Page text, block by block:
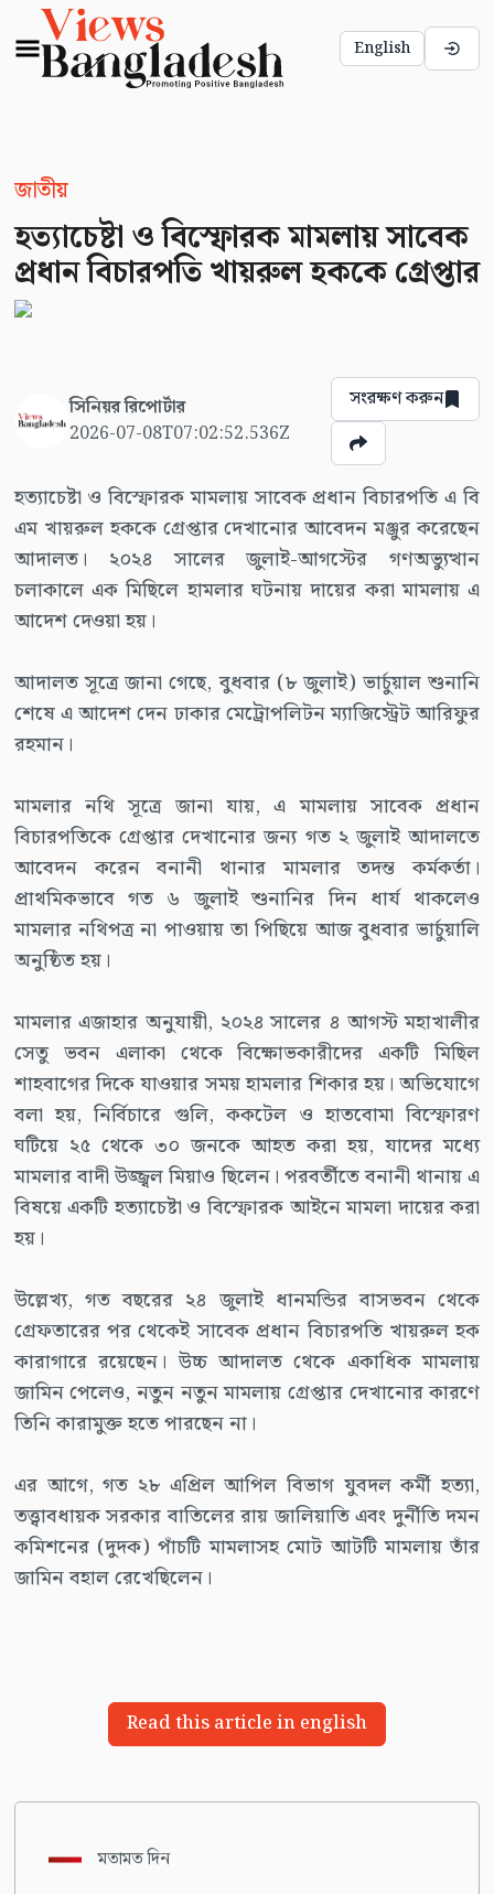
English
জাতীয়
হত্যাচেষ্টা ও বিস্ফোরক মামলায় সাবেক
প্রধান বিচারপতি খায়রুল হককে গ্রেপ্তার
সিনিয়র রিপোর্টার
2026-07-08T07:02:52.536Z
সংরক্ষণ করুন
হত্যাচেষ্টা ও বিস্ফোরক মামলায় সাবেক প্রধান বিচারপতি এ বি
এম খায়রুল হককে গ্রেপ্তার দেখানোর আবেদন মঞ্জুর করেছেন
আদালত। ২০২৪ সালের জুলাই-আগস্টের গণঅভ্যুত্থান
চলাকালে এক মিছিলে হামলার ঘটনায় দায়ের করা মামলায় এ
আদেশ দেওয়া হয়।
আদালত সূত্রে জানা গেছে, বুধবার (৮ জুলাই) ভার্চুয়াল শুনানি
শেষে এ আদেশ দেন ঢাকার মেট্রোপলিটন ম্যাজিস্ট্রেট আরিফুর
রহমান।
মামলার নথি সূত্রে জানা যায়, এ মামলায় সাবেক প্রধান
বিচারপতিকে গ্রেপ্তার দেখানোর জন্য গত ২ জুলাই আদালতে
আবেদন করেন বনানী থানার মামলার তদন্ত কর্মকর্তা।
প্রাথমিকভাবে গত ৬ জুলাই শুনানির দিন ধার্য থাকলেও
মামলার নথিপত্র না পাওয়ায় তা পিছিয়ে আজ বুধবার ভার্চুয়ালি
অনুষ্ঠিত হয়।
মামলার এজাহার অনুযায়ী, ২০২৪ সালের ৪ আগস্ট মহাখালীর
সেতু ভবন এলাকা থেকে বিক্ষোভকারীদের একটি মিছিল
শাহবাগের দিকে যাওয়ার সময় হামলার শিকার হয়। অভিযোগে
বলা হয়, নির্বিচারে গুলি, ককটেল ও হাতবোমা বিস্ফোরণ
ঘটিয়ে ২৫ থেকে ৩০ জনকে আহত করা হয়, যাদের মধ্যে
মামলার বাদী উজ্জ্বল মিয়াও ছিলেন। পরবর্তীতে বনানী থানায় এ
বিষয়ে একটি হত্যাচেষ্টা ও বিস্ফোরক আইনে মামলা দায়ের করা
হয়।
উল্লেখ্য, গত বছরের ২৪ জুলাই ধানমন্ডির বাসভবন থেকে
গ্রেফতারের পর থেকেই সাবেক প্রধান বিচারপতি খায়রুল হক
কারাগারে রয়েছেন। উচ্চ আদালত থেকে একাধিক মামলায়
জামিন পেলেও, নতুন নতুন মামলায় গ্রেপ্তার দেখানোর কারণে
তিনি কারামুক্ত হতে পারছেন না।
এর আগে, গত ২৮ এপ্রিল আপিল বিভাগ যুবদল কর্মী হত্যা,
তত্ত্বাবধায়ক সরকার বাতিলের রায় জালিয়াতি এবং দুর্নীতি দমন
কমিশনের (দুদক) পাঁচটি মামলাসহ মোট আটটি মামলায় তাঁর
জামিন বহাল রেখেছিলেন।
Read this article in english
মতামত দিন